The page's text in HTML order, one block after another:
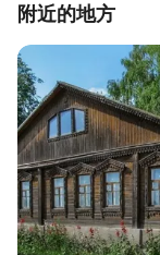
附近的地方